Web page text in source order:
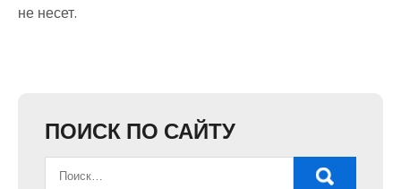
не несет.
ПОИСК ПО САЙТУ